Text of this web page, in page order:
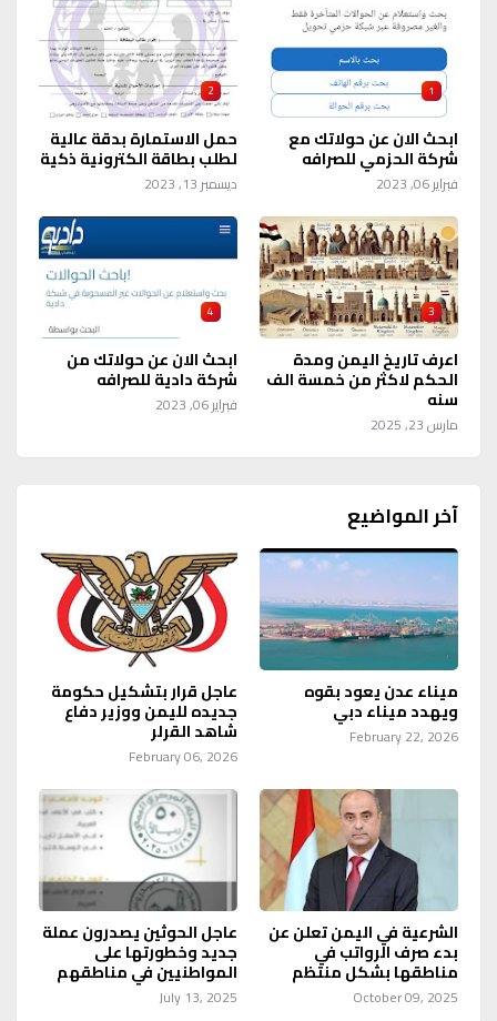
1
ابحث الان عن حولاتك مع
شركة الحزمي للصرافه
فبراير 06, 2023
2
حمل الاستمارة بدقة عالية
لطلب بطاقة الكترونية ذكية
ديسمبر 13, 2023
3
اعرف تاريخ اليمن ومدة
الحكم لاكثر من خمسة الف
سنه
مارس 23, 2025
4
ابحث الان عن حولاتك من
شركة دادية للصرافه
فبراير 06, 2023
آخر المواضيع
ميناء عدن يعود بقوه
ويهدد ميناء دبي
February 22, 2026
عاجل قرار بتشكيل حكومة
جديده لليمن ووزير دفاع
شاهد القرلر
February 06, 2026
الشرعية في اليمن تعلن عن
بدء صرف الرواتب في
مناطقها بشكل منتظم
October 09, 2025
عاجل الحوثين يصدرون عملة
جديد وخطورتها على
المواطنيين في مناطقهم
July 13, 2025